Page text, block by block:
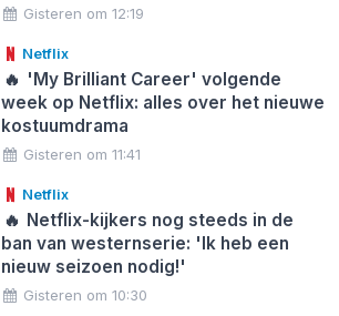
Gisteren om 12:19
Netflix
🔥 'My Brilliant Career' volgende
week op Netflix: alles over het nieuwe
kostuumdrama
Gisteren om 11:41
Netflix
🔥 Netflix-kijkers nog steeds in de
ban van westernserie: 'Ik heb een
nieuw seizoen nodig!'
Gisteren om 10:30